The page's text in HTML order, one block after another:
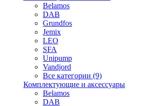
Belamos
DAB
Grundfos
Jemix
LEO
SFA
Unipump
Vandjord
Все категории (9)
Комплектующие и аксессуары
Belamos
DAB